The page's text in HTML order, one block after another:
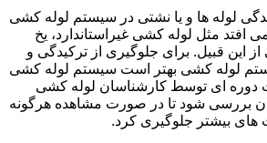
لوله ها و یا نشتی در سیستم لوله کشی
افتد مثل لوله کشی غیراستاندارد، یخ
این قبیل. برای جلوگیری از ترکیدگی و
لوله کشی بهتر است سیستم لوله کشی
دوره ای توسط کارشناسان لوله کشی
بررسی شود تا در صورت مشاهده هرگونه
بیشتر جلوگیری کرد.